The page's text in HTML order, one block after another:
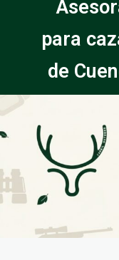
para
de